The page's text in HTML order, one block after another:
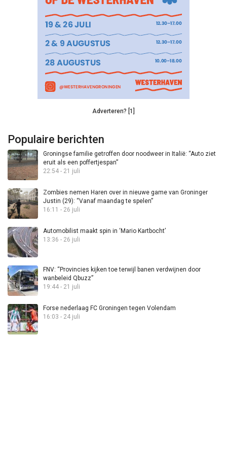
Adverteren? [1]
Populaire berichten
Groningse familie getroffen door noodweer in Italië: “Auto ziet
eruit als een poffertjespan”
22:54 - 21 juli
Zombies nemen Haren over in nieuwe game van Groninger
Justin (29): “Vanaf maandag te spelen”
16:11 - 26 juli
Automobilist maakt spin in ‘Mario Kartbocht’
13:36 - 26 juli
FNV: “Provincies kijken toe terwijl banen verdwijnen door
wanbeleid Qbuzz”
19:44 - 21 juli
Forse nederlaag FC Groningen tegen Volendam
16:03 - 24 juli